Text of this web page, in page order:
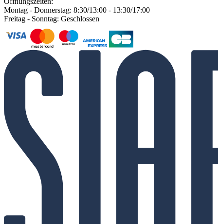
Montag - Donnerstag: 8:30/13:00 - 13:30/17:00
Freitag - Sonntag: Geschlossen